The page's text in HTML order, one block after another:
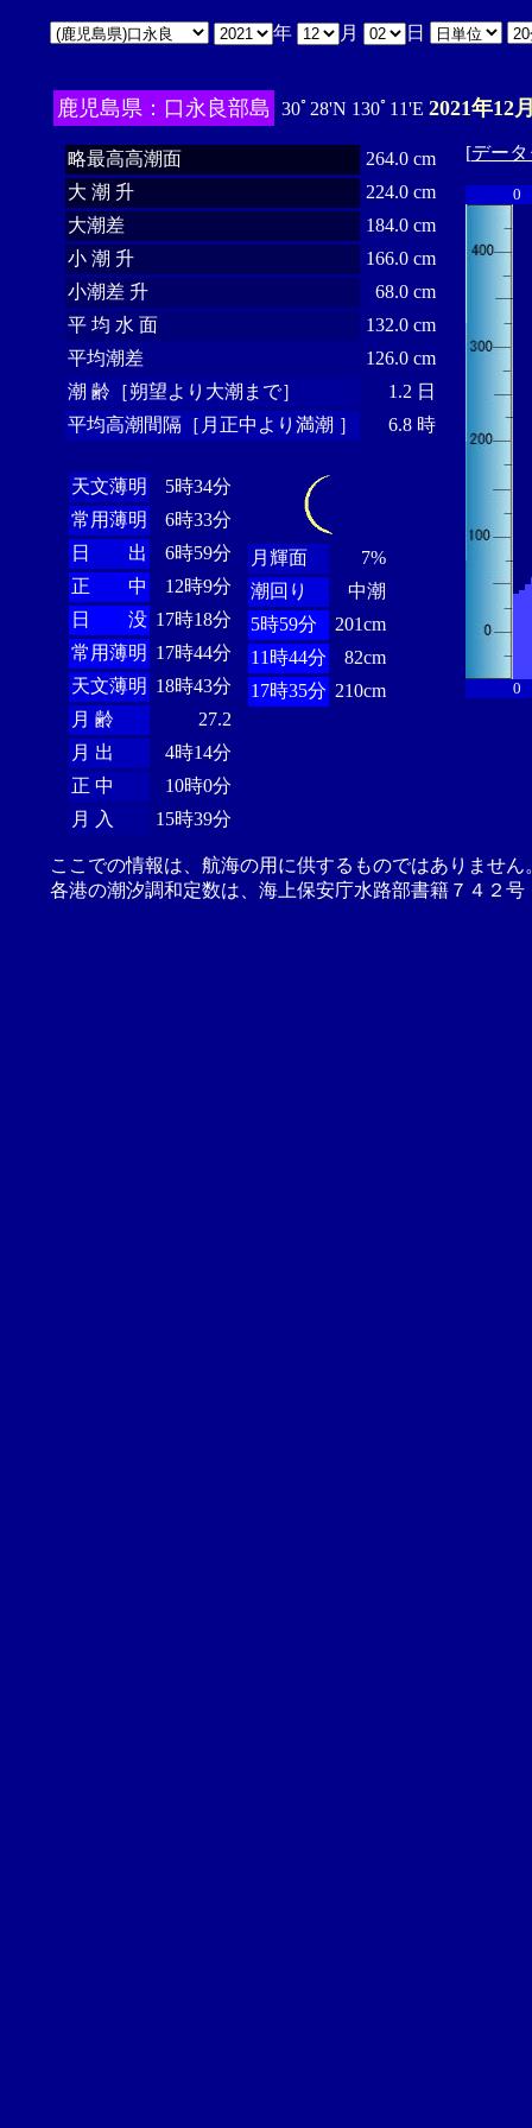
年 月 日
鹿児島県：口永良部島 30ﾟ28'N 130ﾟ11'E 2021年12
略最高高潮面
264.0 cm
大 潮 升
224.0 cm
大潮差
184.0 cm
小 潮 升
166.0 cm
小潮差 升
68.0 cm
平 均 水 面
132.0 cm
平均潮差
126.0 cm
潮 齢［朔望より大潮まで］
1.2 日
平均高潮間隔［月正中より満潮 ］
6.8 時
天文薄明
5時34分
常用薄明
6時33分
日 出
6時59分
正 中
12時9分
日 没 17時18分
常用薄明 17時44分
天文薄明 18時43分
月 齢
27.2
月 出
4時14分
正 中
10時0分
月 入
15時39分
月輝面
7%
潮回り
中潮
5時59分
201cm
11時44分
82cm
17時35分 210cm
[デー
0
0
ここでの情報は、航海の用に供するものではありませ
各港の潮汐調和定数は、海上保安庁水路部書籍７４２